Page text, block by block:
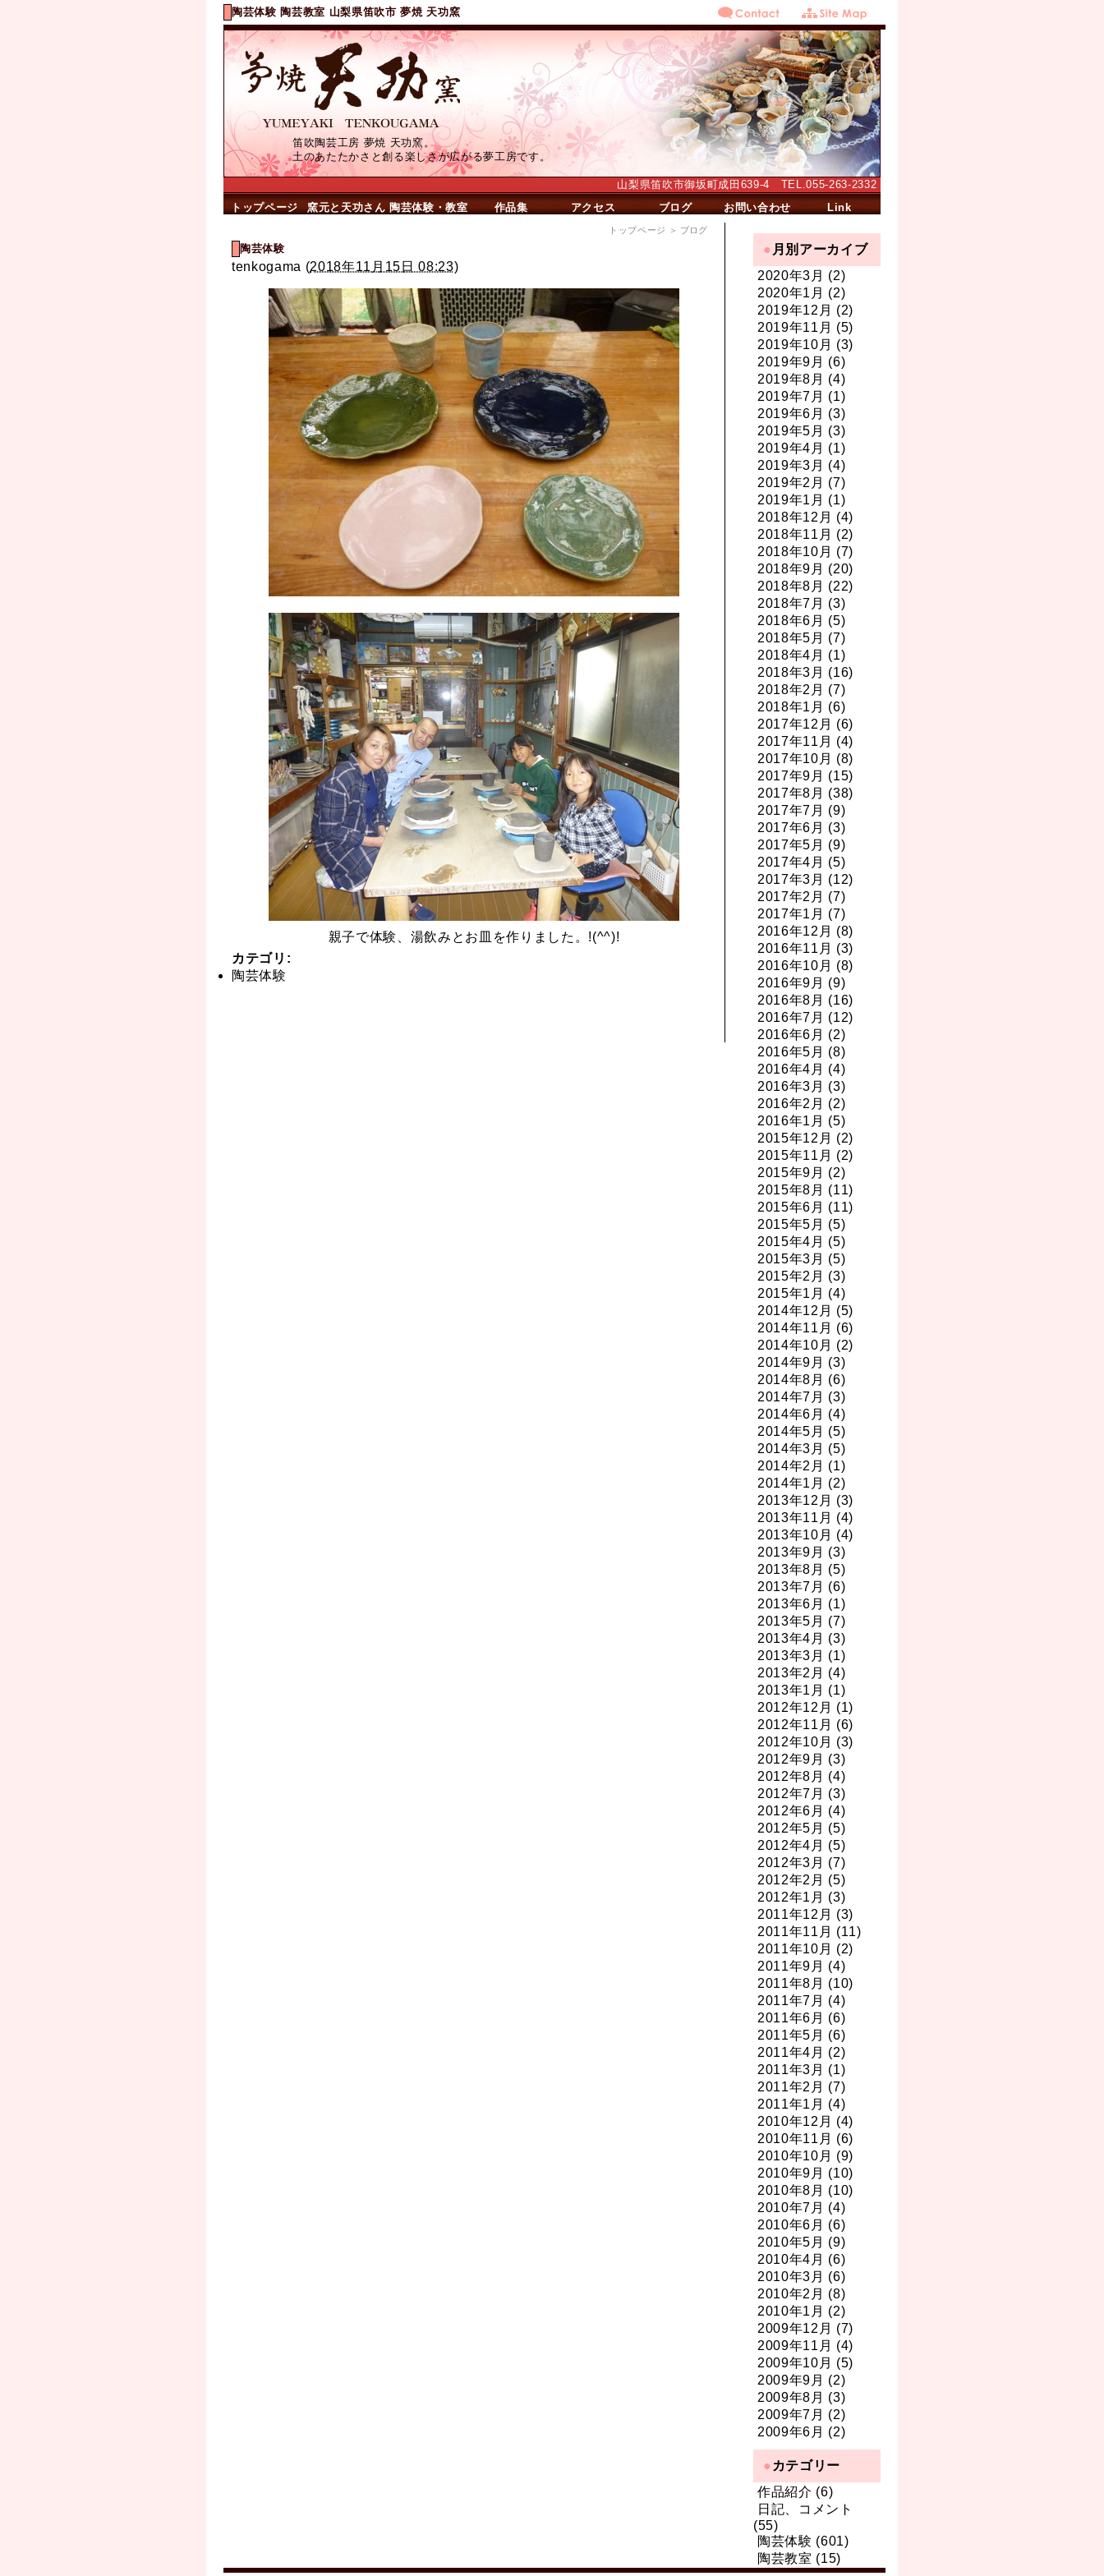
陶芸体験 陶芸教室 山梨県笛吹市 夢焼 天功窯
笛吹陶芸工房 夢焼 天功窯。
土のあたたかさと創る楽しさが広がる夢工房です。
山梨県笛吹市御坂町成田639-4 TEL.055-263-2332
トップページ
窯元と天功さん 陶芸体験・教室 作品集 アクセス ブログ お問い合わせ Link
トップページ ＞ ブログ
陶芸体験
tenkogama (2018年11月15日 08:23)
親子で体験、湯飲みとお皿を作りました。!(^^)!
カテゴリ :
陶芸体験
月別アーカイブ
2020年3月 (2)
2020年1月 (2)
2019年12月 (2)
2019年11月 (5)
2019年10月 (3)
2019年9月 (6)
2019年8月 (4)
2019年7月 (1)
2019年6月 (3)
2019年5月 (3)
2019年4月 (1)
2019年3月 (4)
2019年2月 (7)
2019年1月 (1)
2018年12月 (4)
2018年11月 (2)
2018年10月 (7)
2018年9月 (20)
2018年8月 (22)
2018年7月 (3)
2018年6月 (5)
2018年5月 (7)
2018年4月 (1)
2018年3月 (16)
2018年2月 (7)
2018年1月 (6)
2017年12月 (6)
2017年11月 (4)
2017年10月 (8)
2017年9月 (15)
2017年8月 (38)
2017年7月 (9)
2017年6月 (3)
2017年5月 (9)
2017年4月 (5)
2017年3月 (12)
2017年2月 (7)
2017年1月 (7)
2016年12月 (8)
2016年11月 (3)
2016年10月 (8)
2016年9月 (9)
2016年8月 (16)
2016年7月 (12)
2016年6月 (2)
2016年5月 (8)
2016年4月 (4)
2016年3月 (3)
2016年2月 (2)
2016年1月 (5)
2015年12月 (2)
2015年11月 (2)
2015年9月 (2)
2015年8月 (11)
2015年6月 (11)
2015年5月 (5)
2015年4月 (5)
2015年3月 (5)
2015年2月 (3)
2015年1月 (4)
2014年12月 (5)
2014年11月 (6)
2014年10月 (2)
2014年9月 (3)
2014年8月 (6)
2014年7月 (3)
2014年6月 (4)
2014年5月 (5)
2014年3月 (5)
2014年2月 (1)
2014年1月 (2)
2013年12月 (3)
2013年11月 (4)
2013年10月 (4)
2013年9月 (3)
2013年8月 (5)
2013年7月 (6)
2013年6月 (1)
2013年5月 (7)
2013年4月 (3)
2013年3月 (1)
2013年2月 (4)
2013年1月 (1)
2012年12月 (1)
2012年11月 (6)
2012年10月 (3)
2012年9月 (3)
2012年8月 (4)
2012年7月 (3)
2012年6月 (4)
2012年5月 (5)
2012年4月 (5)
2012年3月 (7)
2012年2月 (5)
2012年1月 (3)
2011年12月 (3)
2011年11月 (11)
2011年10月 (2)
2011年9月 (4)
2011年8月 (10)
2011年7月 (4)
2011年6月 (6)
2011年5月 (6)
2011年4月 (2)
2011年3月 (1)
2011年2月 (7)
2011年1月 (4)
2010年12月 (4)
2010年11月 (6)
2010年10月 (9)
2010年9月 (10)
2010年8月 (10)
2010年7月 (4)
2010年6月 (6)
2010年5月 (9)
2010年4月 (6)
2010年3月 (6)
2010年2月 (8)
2010年1月 (2)
2009年12月 (7)
2009年11月 (4)
2009年10月 (5)
2009年9月 (2)
2009年8月 (3)
2009年7月 (2)
2009年6月 (2)
カテゴリー
作品紹介 (6)
日記、コメント
(55)
陶芸体験 (601)
陶芸教室 (15)